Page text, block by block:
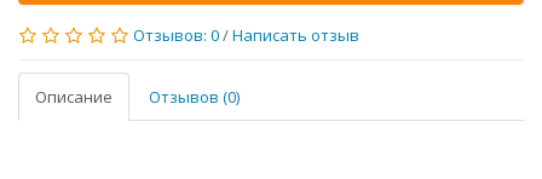
Отзывов: 0/Написать отзыв
Описание Отзывов (0)